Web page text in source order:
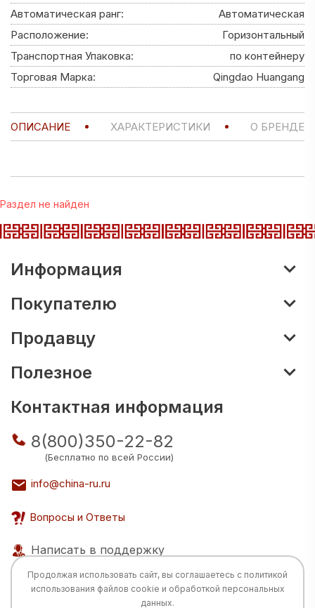
Автоматическая ранг:
Автоматическая
Расположение:
Горизонтальный
Транспортная Упаковка:
по контейнеру
Торговая Марка:
Qingdao Huangang
ОПИСАНИЕ ХАРАКТЕРИСТИКИ О БРЕНДЕ
Раздел не найден
Информация
Покупателю
Продавцу
Полезное
Контактная информация
8(800)350-22-82
(Бесплатно по всей России)
info@china-ru.ru
Вопросы и Ответы
Написать в поддержку
Продолжая использовать сайт, вы соглашаетесь с политикой
использования файлов cookie и обработкой персональных
данных.